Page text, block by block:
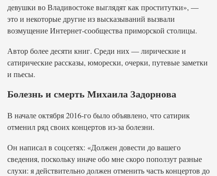
девушки во Владивостоке выглядят как проститутки», —
это и некоторые другие из высказываний вызвали
возмущение Интернет-сообщества приморской столицы.
Автор более десяти книг. Среди них — лирические и
сатирические рассказы, юморески, очерки, путевые заметки
и пьесы.
Болезнь и смерть Михаила Задорнова
В начале октября 2016-го было объявлено, что сатирик
отменил ряд своих концертов из-за болезни.
Он написал в соцсетях: «Должен довести до вашего
сведения, поскольку иначе обо мне скоро поползут разные
слухи: я действительно должен отменить часть концертов до